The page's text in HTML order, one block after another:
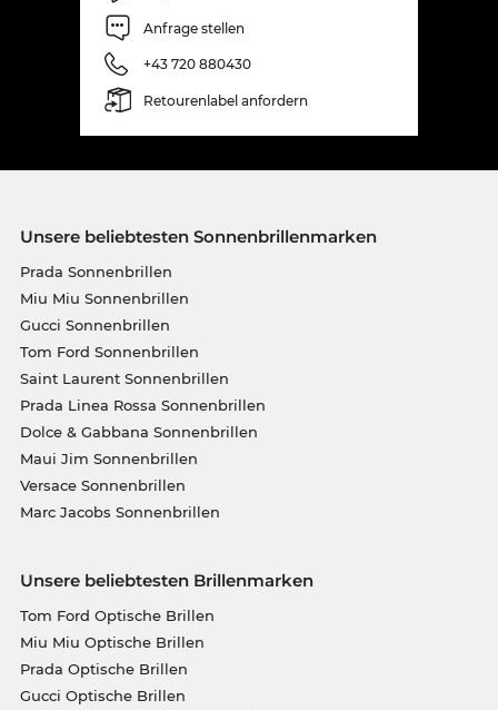
Anfrage stellen
+43 720 880430
Retourenlabel anfordern
Unsere beliebtesten Sonnenbrillenmarken
Prada Sonnenbrillen
Miu Miu Sonnenbrillen
Gucci Sonnenbrillen
Tom Ford Sonnenbrillen
Saint Laurent Sonnenbrillen
Prada Linea Rossa Sonnenbrillen
Dolce & Gabbana Sonnenbrillen
Maui Jim Sonnenbrillen
Versace Sonnenbrillen
Marc Jacobs Sonnenbrillen
Unsere beliebtesten Brillenmarken
Tom Ford Optische Brillen
Miu Miu Optische Brillen
Prada Optische Brillen
Gucci Optische Brillen